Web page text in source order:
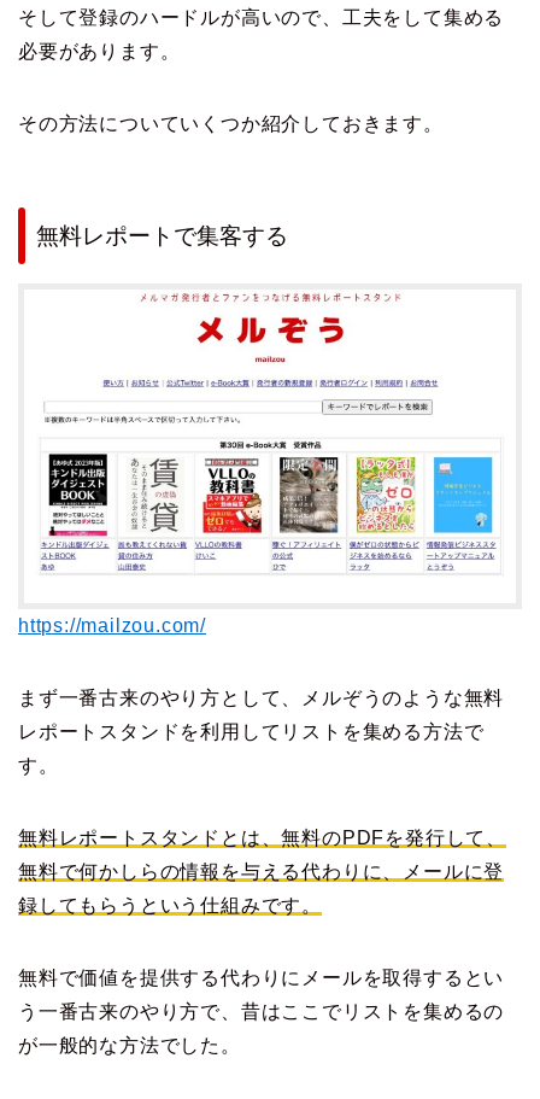
そして登録のハードルが高いので、工夫をして集める
必要があります。
その方法についていくつか紹介しておきます。
無料レポートで集客する
https://mailzou.com/
まず一番古来のやり方として、メルぞうのような無料
レポートスタンドを利用してリストを集める方法で
す。
無料レポートスタンドとは、無料のPDFを発行して、
無料で何かしらの情報を与える代わりに、メールに登
録してもらうという仕組みです。
無料で価値を提供する代わりにメールを取得するとい
う一番古来のやり方で、昔はここでリストを集めるの
が一般的な方法でした。